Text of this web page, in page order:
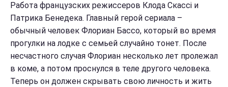
Работа французских режиссеров Клода Скассі и
Патрика Бенедека. Главный герой сериала –
обычный человек Флориан Бассо, который во время
прогулки на лодке с семьей случайно тонет. После
несчастного случая Флориан несколько лет пролежал
в коме, а потом проснулся в теле другого человека.
Теперь он должен скрывать свою личность и жить